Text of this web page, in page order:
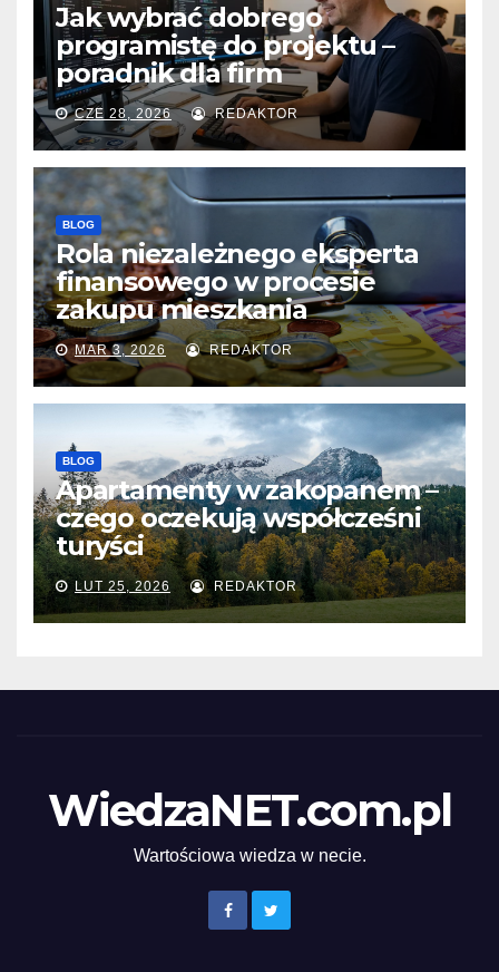
Jak wybrać dobrego
programistę do projektu –
poradnik dla firm
CZE 28, 2026 REDAKTOR
BLOG
Rola niezależnego eksperta
finansowego w procesie
zakupu mieszkania
MAR 3, 2026 REDAKTOR
BLOG
Apartamenty w zakopanem –
czego oczekują współcześni
turyści
LUT 25, 2026 REDAKTOR
WiedzaNET.com.pl
Wartościowa wiedza w necie.